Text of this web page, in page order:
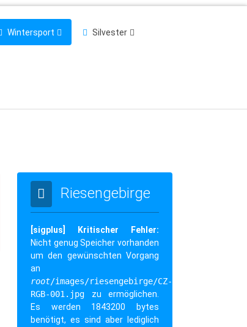
Wintersport Silvester
Riesengebirge
[sigplus] Kritischer Fehler:
Nicht genug Speicher vorhanden
um den gewünschten Vorgang
an
root/images/riesengebirge/CZ-
RGB-001.jpg zu ermöglichen.
Es werden 1843200 bytes
benötigt, es sind aber lediglich